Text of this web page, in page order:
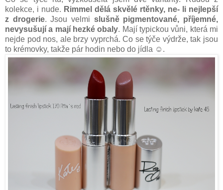
kolekce, i nude. Rimmel dělá skvělé rtěnky, ne- li nejlepší
z drogerie. Jsou velmi slušně pigmentované, příjemné,
nevysušují a mají hezké obaly. Mají typickou vůni, která mi
nejde pod nos, ale brzy vyprchá. Co se týče výdrže, tak jsou
to krémovky, takže pár hodin nebo do jídla ☺.